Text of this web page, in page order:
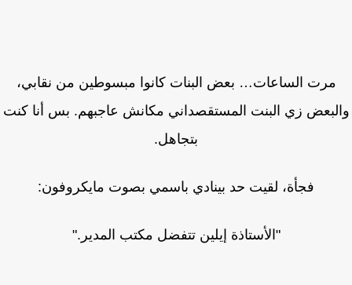
مرت الساعات… بعض البنات كانوا مبسوطين من نقابي،
زي البنت المستقصداني مكانش عاجبهم. بس أنا كنت
بتجاهل.
فجأة، لقيت حد بينادي باسمي بصوت مايكروفون:
"الأستاذة إيلين تتفضل مكتب المدير."